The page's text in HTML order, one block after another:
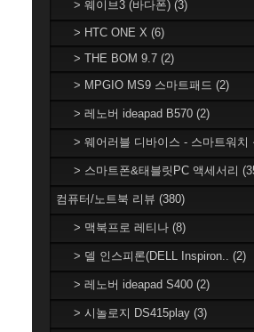
> 웨이브3 (바다폰) (3)
> HTC ONE X (6)
> THE BOM 9.7 (2)
> MPGIO MS9 스마트패드 (2)
> 레노버 ideapad B570 (2)
> 웨어러블 디바이스 - 스마트워치
> 스마트폰&태블릿PC 액세서리
컴퓨터/노트북 리뷰 (380)
> 맥북프로 레티나 (8)
> 델 인스피론(DELL Inspiron.. (2)
> 레노버 ideapad S400 (2)
> 시놀로지 DS415play (3)